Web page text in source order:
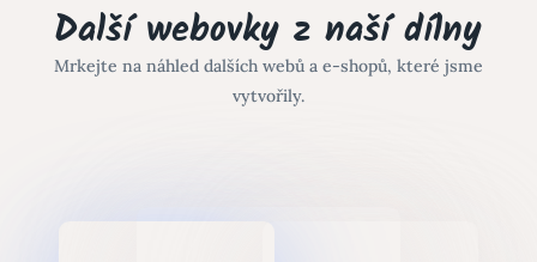
Další webovky z naší dílny
Mrkejte na náhled dalších webů a e-shopů, které jsme
vytvořily.